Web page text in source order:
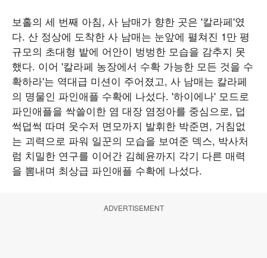
보홀의 세 번째 아침, 사 남매가 향한 곳은 '칼라페'였
다. 산 정상에 도착한 사 남매는 눈앞에 펼쳐진 1만 평
규모의 초대형 밭에 어안이 벙벙한 모습을 감추지 못
했다. 이어 '칼라페 농장에서 수확 가능한 모든 것을 수
확하라'는 역대급 미션이 주어졌고, 사 남매는 칼라페
의 명물인 파인애플 수확에 나섰다. '하이에나' 모드로
파인애플을 싹쓸이한 염 대장 염정아를 중심으로, 덥
썩덥썩 따며 웃수저 면모까지 발휘한 박준면, 거침없
는 괴력으로 파워 일꾼의 모습을 보여준 덱스, 박사처
럼 치밀한 연구를 이어간 김혜윤까지 각기 다른 매력
을 뽐내며 최상급 파인애플 수확에 나섰다.
ADVERTISEMENT